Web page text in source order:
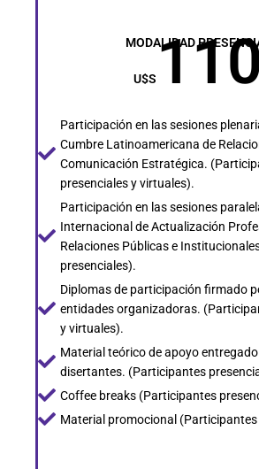
MODALIDAD
U$S
Participación en las sesiones
Cumbre Latinoamericana de
Comunicación Estratégica.
presenciales y virtuales).
Participación en las sesiones
Internacional de Actualización
Relaciones Públicas e
presenciales).
Diplomas de participación firmado
entidades organizadoras.
y virtuales).
Material teórico de apoyo
disertantes. (Participantes
Coffee breaks (Participantes
Material promocional (Participantes